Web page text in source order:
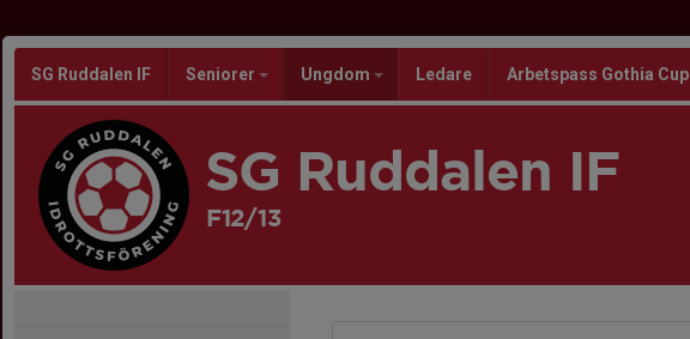
SG Ruddalen IF Seniorer Ungdom Ledare Arbetspass Gothia Cup
SG Ruddalen IF
F12/13